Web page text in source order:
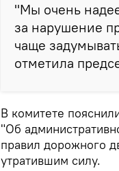
"Мы очень
за нарушение
чаще
отметила
В комитете
"Об
правил дорожного
утратившим силу.